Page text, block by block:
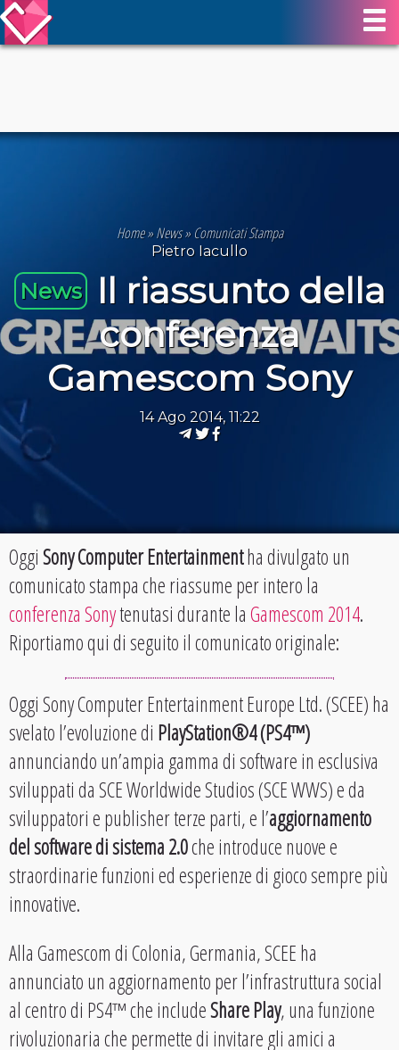
Home»News»Comunicati Stampa
Pietro Iacullo
News
Il riassunto della
conferenza
Gamescom Sony
14 Ago 2014, 11:22
OggiSony Computer Entertainmentha divulgato un
comunicato stampa che riassume per intero la
conferenza Sonytenutasi durante laGamescom 2014.
Riportiamo qui di seguito il comunicato originale:
Oggi Sony Computer Entertainment Europe Ltd. (SCEE) ha
svelato l’evoluzione di PlayStation®4 (PS4™)
annunciando un’ampia gamma di software in esclusiva
sviluppati da SCE Worldwide Studios (SCE WWS) e da
sviluppatori e publisher terze parti, e l’aggiornamento
del softwaredi sistema 2.0che introduce nuove e
straordinarie funzioni ed esperienze di gioco sempre più
innovative.
Alla Gamescom di Colonia, Germania, SCEE ha
annunciato un aggiornamento per l’infrastruttura social
al centro di PS4™ che includeShare Play, una funzione
rivoluzionaria che permette di invitare gli amici a